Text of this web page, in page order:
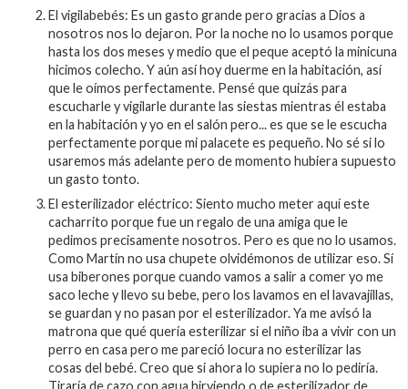
El vigilabebés: Es un gasto grande pero gracias a Dios a
nosotros nos lo dejaron. Por la noche no lo usamos porque
hasta los dos meses y medio que el peque aceptó la minicuna
hicimos colecho. Y aún así hoy duerme en la habitación, así
que le oímos perfectamente. Pensé que quizás para
escucharle y vigilarle durante las siestas mientras él estaba
en la habitación y yo en el salón pero... es que se le escucha
perfectamente porque mi palacete es pequeño. No sé si lo
usaremos más adelante pero de momento hubiera supuesto
un gasto tonto.
El esterilizador eléctrico: Siento mucho meter aquí este
cacharrito porque fue un regalo de una amiga que le
pedimos precisamente nosotros. Pero es que no lo usamos.
Como Martín no usa chupete olvidémonos de utilizar eso. Sí
usa biberones porque cuando vamos a salir a comer yo me
saco leche y llevo su bebe, pero los lavamos en el lavavajillas,
se guardan y no pasan por el esterilizador. Ya me avisó la
matrona que qué quería esterilizar si el niño iba a vivir con un
perro en casa pero me pareció locura no esterilizar las
cosas del bebé. Creo que si ahora lo supiera no lo pediría.
Tiraría de cazo con agua hirviendo o de esterilizador de